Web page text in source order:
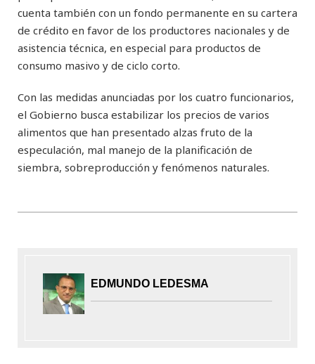
cuenta también con un fondo permanente en su cartera
de crédito en favor de los productores nacionales y de
asistencia técnica, en especial para productos de
consumo masivo y de ciclo corto.
Con las medidas anunciadas por los cuatro funcionarios,
el Gobierno busca estabilizar los precios de varios
alimentos que han presentado alzas fruto de la
especulación, mal manejo de la planificación de
siembra, sobreproducción y fenómenos naturales.
EDMUNDO LEDESMA